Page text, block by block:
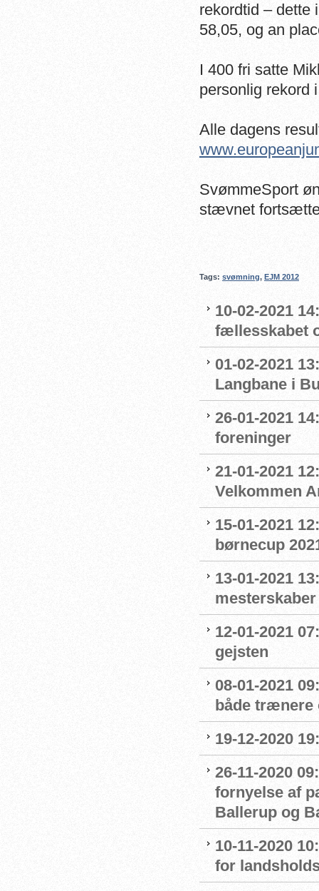
rekordtid – dette
58,05, og an
I 400 fri satte
personlig rekord
Alle dagens
SvømmeSport
stævnet
Tags: svømning, EJM 2012
10-02-2021
fællesskabet
01-02-2021
Langbane i
26-01-2021
foreninger
21-01-2021
Velkommen
15-01-2021
børnecup
13-01-2021
mesterskaber
12-01-2021
gejsten
08-01-2021
både
19-12-2020
26-11-2020
fornyelse af
Ballerup og
10-11-2020
for